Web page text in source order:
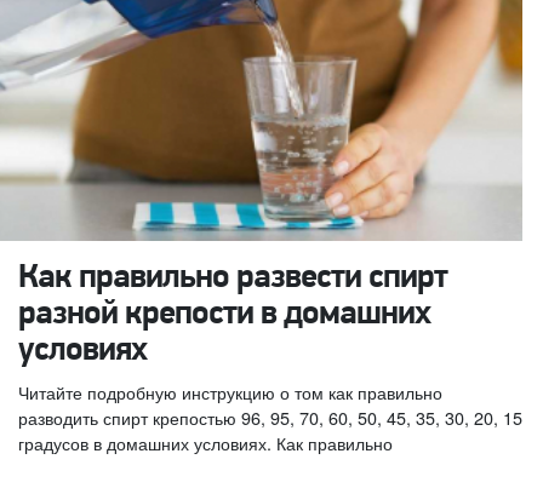
Как правильно развести спирт
разной крепости в домашних
условиях
Читайте подробную инструкцию о том как правильно
разводить спирт крепостью 96, 95, 70, 60, 50, 45, 35, 30, 20, 15
градусов в домашних условиях. Как правильно